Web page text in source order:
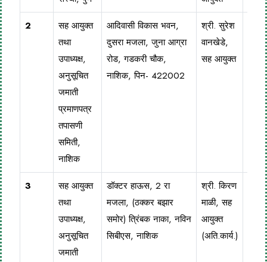
2
सह आयुक्त
तथा
उपाध्यक्ष,
अनुसूचित
जमाती
प्रमाणपत्र
तपासणी
समिती,
नाशिक
आदिवासी विकास भवन,
दुसरा मजला, जुना आग्रा
रोड, गडकरी चौक,
नाशिक, पिन- 422002
श्री. सुरेश
वानखेडे,
सह आयुक्त
3
सह आयुक्त
तथा
उपाध्यक्ष,
अनुसूचित
जमाती
डॉक्टर हाऊस, 2 रा
मजला, (ठक्कर बझार
समोर) त्रिंबक नाका, नविन
सिबीएस, नाशिक
श्री. किरण
माळी, सह
आयुक्त
(अति.कार्य.)